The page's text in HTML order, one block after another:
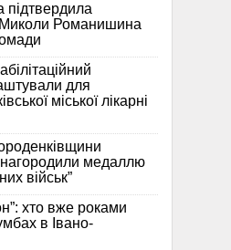
підтвердила
Миколи Романишина
для
міської лікарні
медаллю
військ”
хто вже роками
в Івано-